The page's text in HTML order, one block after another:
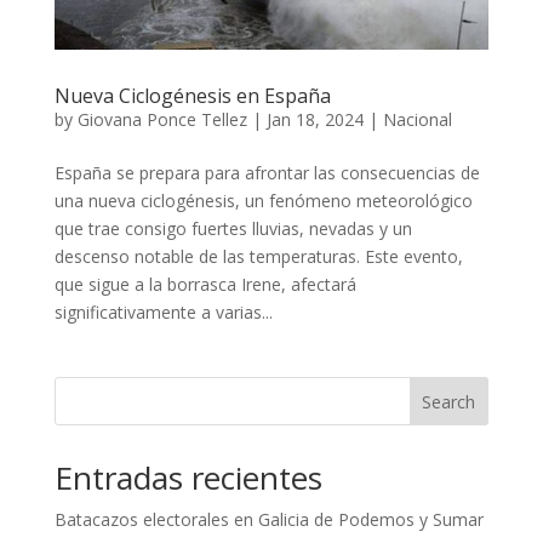
Nueva Ciclogénesis en España
by Giovana Ponce Tellez| Jan 18, 2024| Nacional
España se prepara para afrontar las consecuencias de
una nueva ciclogénesis, un fenómeno meteorológico
que trae consigo fuertes lluvias, nevadas y un
descenso notable de las temperaturas. Este evento,
que sigue a la borrasca Irene, afectará
significativamente a varias...
Search
Entradas recientes
Batacazos electorales en Galicia de Podemos y Sumar